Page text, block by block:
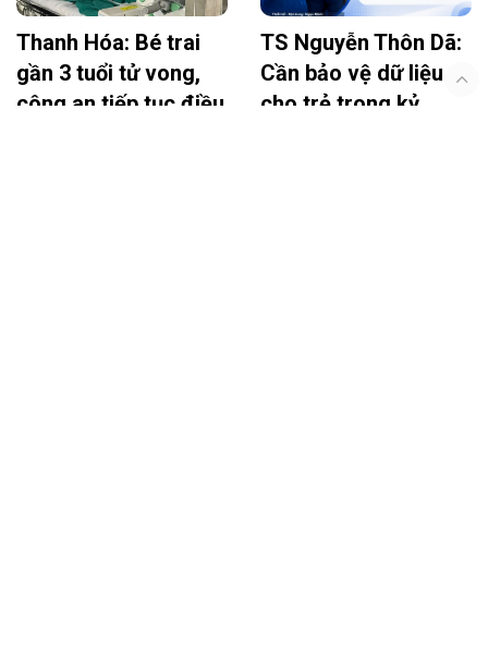
Thanh Hóa: Bé trai
gần 3 tuổi tử vong,
công an tiếp tục điều
TS Nguyễn Thôn Dã:
Cần bảo vệ dữ liệu
cho trẻ trong kỷ